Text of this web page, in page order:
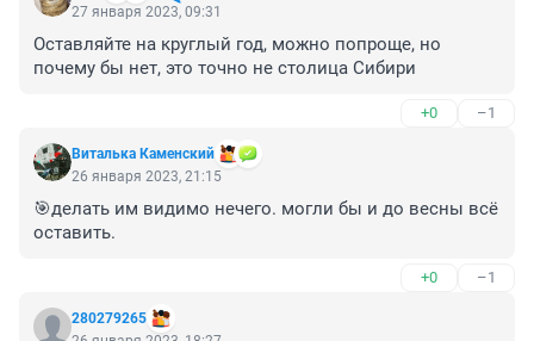
27 января 2023, 09:31
Оставляйте на круглый год, можно попроще, но
почему бы нет, это точно не столица Сибири
+0 –1
Виталька Каменский
26 января 2023, 21:15
🎯делать им видимо нечего. могли бы и до весны всё
оставить.
+0 –1
280279265